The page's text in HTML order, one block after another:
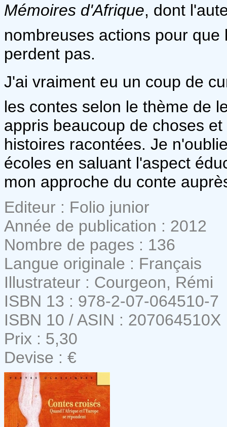
Mémoires d'Afrique, dont
nombreuses actions pour
perdent pas.
J'ai vraiment eu un coup de
les contes selon le thème de
appris beaucoup de choses
histoires racontées. Je
écoles en saluant l'aspect
mon approche du conte
Editeur : Folio junior
Année de publication : 2012
Nombre de pages : 136
Langue originale : Français
Illustrateur : Courgeon, Rémi
ISBN 13 : 978-2-07-064510-7
ISBN 10 / ASIN : 207064510X
Prix : 5,30
Devise : €